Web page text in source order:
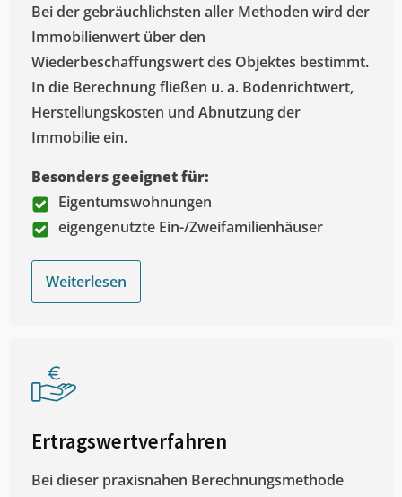
Bei der gebräuchlichsten aller Methoden wird der
Immobilienwert über den
Wiederbeschaffungswert des Objektes bestimmt.
In die Berechnung fließen u. a. Bodenrichtwert,
Herstellungskosten und Abnutzung der
Immobilie ein.
Besonders geeignet für:
Eigentumswohnungen
eigengenutzte Ein-/Zweifamilienhäuser
Weiterlesen
Ertragswertverfahren
Bei dieser praxisnahen Berechnungsmethode